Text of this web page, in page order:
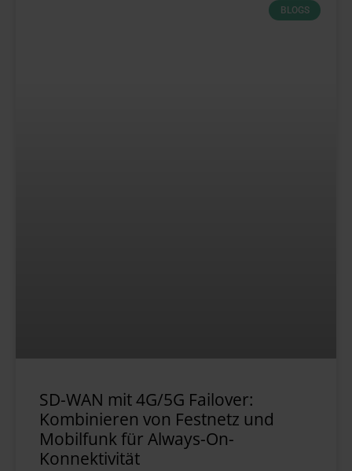
BLOGS
SD-WAN mit 4G/5G Failover:
Kombinieren von Festnetz und
Mobilfunk für Always-On-
Konnektivität